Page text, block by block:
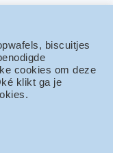
biscuitjes
cookies om deze
klikt ga je